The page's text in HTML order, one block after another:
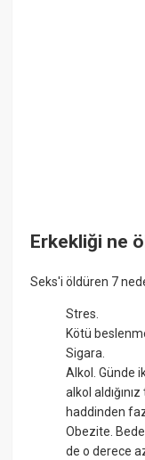
Erkekliği ne
Seks'i öldüren 7
Stres.
Kötü
Sigara.
Alkol. Günde
alkol
haddinden
Obezite.
de o derece